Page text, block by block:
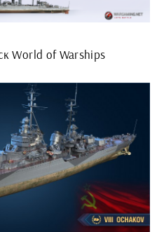
World of Warships